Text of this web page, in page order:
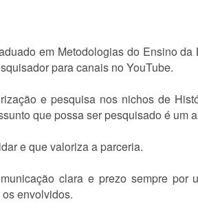
em Metodologias do Ensino
para canais no YouTube.
e pesquisa nos nichos de
que possa ser pesquisado é um
e que valoriza a parceria.
clara e prezo sempre
envolvidos.